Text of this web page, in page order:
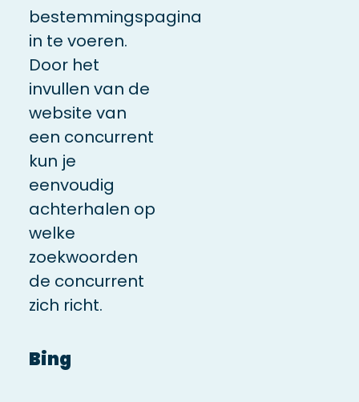
bestemmingspagina
in te voeren.
Door het
invullen van de
website van
een concurrent
kun je
eenvoudig
achterhalen op
welke
zoekwoorden
de concurrent
zich richt.
Bing